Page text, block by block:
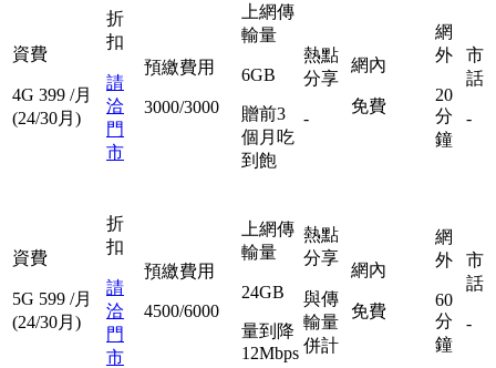
資費
4G 399 /月
(24/30月)
折
扣
請
洽
門
市
預繳費用
3000/3000
上網傳
輸量
6GB
贈前3
個月吃
到飽
熱點
分享
-
網內
免費
網
外
20
分
鐘
市
話
-
資費
5G 599 /月
(24/30月)
折
扣
請
洽
門
市
預繳費用
4500/6000
上網傳
輸量
24GB
量到降
12Mbps
熱點
分享
與傳
輸量
併計
網內
免費
網
外
60
分
鐘
市
話
-